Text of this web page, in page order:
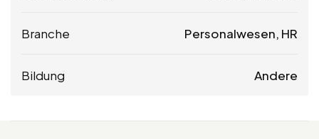
Branche Personalwesen, HR
Bildung Andere